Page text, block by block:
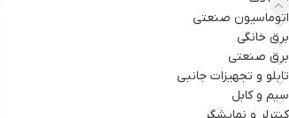
اتوماسیون صنعتی
برق خانگی
برق صنعتی
تابلو و تجهیزات جانبی
سیم و کابل